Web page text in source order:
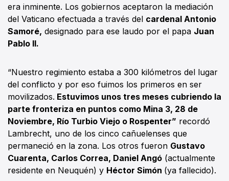
era inminente. Los gobiernos aceptaron la mediación
del Vaticano efectuada a través del cardenal Antonio
Samoré, designado para ese laudo por el papa Juan
Pablo II.
“Nuestro regimiento estaba a 300 kilómetros del lugar
del conflicto y por eso fuimos los primeros en ser
movilizados. Estuvimos unos tres meses cubriendo la
parte fronteriza en puntos como Mina 3, 28 de
Noviembre, Río Turbio Viejo o Rospenter” recordó
Lambrecht, uno de los cinco cañuelenses que
permaneció en la zona. Los otros fueron Gustavo
Cuarenta, Carlos Correa, Daniel Angó (actualmente
residente en Neuquén) y Héctor Simón (ya fallecido).